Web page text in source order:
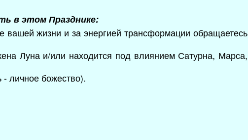
в этом Празднике:
вашей жизни и за энергией трансформации обращаетесь
Луна и/или находится под влиянием Сатурна, Марса,
личное божество).